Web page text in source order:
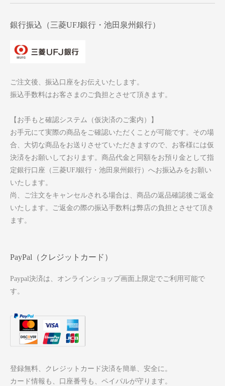
銀行振込（三菱UFJ銀行・池田泉州銀行）
ご注文後、振込口座をお伝えいたします。
振込手数料はお客さまのご負担とさせて頂きます。
【お手もと確認システム（仮決済のご案内）】
お手元にて実際の商品をご確認いただくことが可能です。その場
合、大切な商品をお送りさせていただきますので、お客様には仮
決済をお願いしております。商品代金と同額をお預り金として指
定銀行口座（三菱UFJ銀行・池田泉州銀行）へお振込みをお願い
いたします。
尚、ご注文をキャンセルされる場合は、商品の返品確認後ご返金
いたします。ご返金の際の振込手数料は弊店の負担とさせて頂き
ます。
PayPal（クレジットカード）
Paypal決済は、オンラインショップ画面上限定でご利用可能で
す。
登録無料、クレジットカード決済を簡単、安全に。
カード情報も、口座番号も、ペイパルが守ります。